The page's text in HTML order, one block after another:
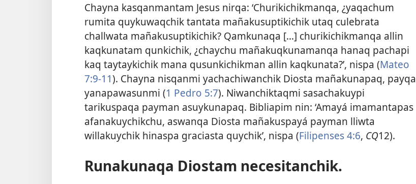
Chayna kasqanmantam Jesus nirqa: ‘Churikichikmanqa, ¿yaqachum
rumita quykuwaqchik tantata mañakusuptikichik utaq culebrata
challwata mañakusuptikichik? Qamkunaqa [...] churikichikmanqa allin
kaqkunatam qunkichik, ¿chaychu mañakuqkunamanqa hanaq pachapi
kaq taytaykichik mana qusunkichikman allin kaqkunata?’, nispa (Mateo
7:9-11). Chayna nisqanmi yachachiwanchik Diosta mañakunapaq, payqa
yanapawasunmi (1 Pedro 5:7). Niwanchiktaqmi sasachakuypi
tarikuspaqa payman asuykunapaq. Bibliapim nin: ‘Amayá imamantapas
afanakuychikchu, aswanqa Diosta mañakuspayá payman lliwta
willakuychik hinaspa graciasta quychik’, nispa (Filipenses 4:6, CQ12).
Runakunaqa Diostam necesitanchik.